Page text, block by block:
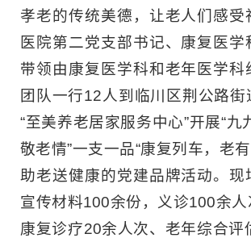
孝老的传统美德，让老人们感受
医院第二党支部书记、康复医学
带领由康复医学科和老年医学科
团队一行12人到临川区荆公路街
“至美养老居家服务中心”开展“九
敬老情”一支一品“康复列车，老有
助老送健康的党建品牌活动。现
宣传材料100余份，义诊100余
康复诊疗20余人次、老年综合评